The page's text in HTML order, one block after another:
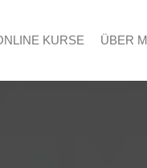
KURSE ÜBER